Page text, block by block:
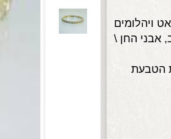
אבני החן \
הטבעת